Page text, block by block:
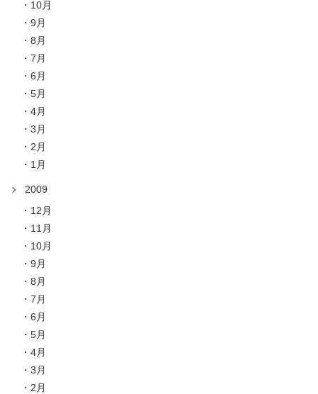
10月
9月
8月
7月
6月
5月
4月
3月
2月
1月
2009
12月
11月
10月
9月
8月
7月
6月
5月
4月
3月
2月